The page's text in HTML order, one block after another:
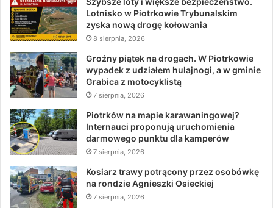
Lotnisko w Piotrkowie Trybunalskim
zyska nową drogę kołowania
8 sierpnia, 2026
Groźny piątek na drogach. W Piotrkowie
wypadek z udziałem hulajnogi, a w gminie
Grabica z motocyklistą
7 sierpnia, 2026
Piotrków na mapie karawaningowej?
Internauci proponują uruchomienia
darmowego punktu dla kamperów
7 sierpnia, 2026
Kosiarz trawy potrącony przez osobówkę
na rondzie Agnieszki Osieckiej
7 sierpnia, 2026